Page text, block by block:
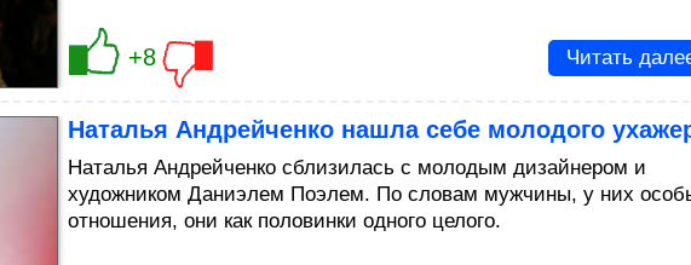
+8 Читать
Наталья Андрейченко нашла себе молодого
Наталья Андрейченко сблизилась с молодым дизайнером и
художником Даниэлем Поэлем. По словам мужчины, у них
отношения, они как половинки одного целого.